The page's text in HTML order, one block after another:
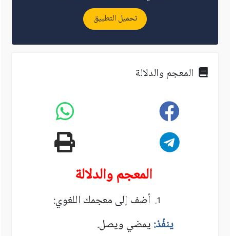
تحميل التطبيق
المعجم والدلالة
المعجم والدلالة
أضف إلى معجمك اللغوي:
ينفُذ:يمضي ويصل.